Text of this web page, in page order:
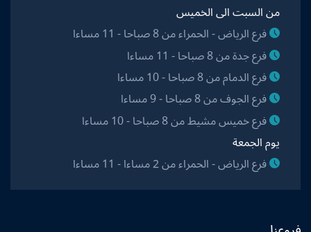
من السبت الى الخميس
فرع الرياض - الحمراء من 8 صباحا - 11 مساءا
فرع جدة من 8 صباحا - 11 مساءا
فرع الدمام من 8 صباحا - 10 مساءا
فرع الجوف من 8 صباحا - 9 مساءا
فرع خميس مشيط من 8 صباحا - 10 مساءا
يوم الجمعة
فرع الرياض - الحمراء من 2 مساءا - 11 مساءا